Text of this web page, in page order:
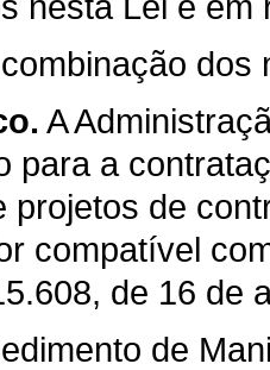
dos
A
para a
projetos de
compatível
de 16 de
de